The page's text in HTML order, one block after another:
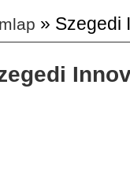
hely
» Szegedi